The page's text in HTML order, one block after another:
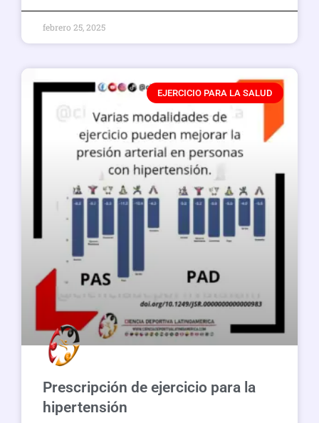
febrero 25, 2025
EJERCICIO PARA LA SALUD
Prescripción de ejercicio para la
hipertensión